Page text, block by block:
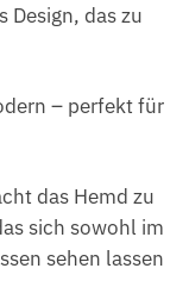
Design, das zu
– perfekt für
das Hemd zu
sich sowohl im
sehen lassen